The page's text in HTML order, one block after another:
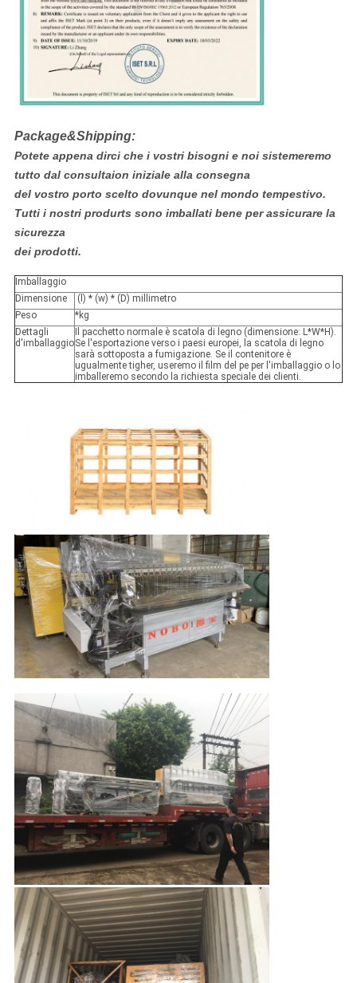
Package&Shipping:
Potete appena dirci che i vostri bisogni e noi sistemeremo
tutto dal consultaion iniziale alla consegna
del vostro porto scelto dovunque nel mondo tempestivo.
Tutti i nostri produrts sono imballati bene per assicurare la
sicurezza
dei prodotti.
Imballaggio
Dimensione
(l) * (w) * (D) millimetro
Peso
*kg
Dettagli
d'imballaggio
Il pacchetto normale è scatola di legno (dimensione: L*W*H).
Se l'esportazione verso i paesi europei, la scatola di legno
sarà sottoposta a fumigazione. Se il contenitore è
ugualmente tigher, useremo il film del pe per l'imballaggio o lo
imballeremo secondo la richiesta speciale dei clienti.